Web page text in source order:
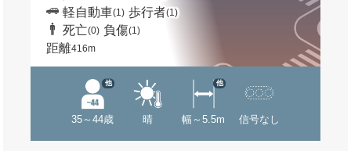
軽自動車(1) 歩行者(1)
死亡(0) 負傷(1)
距離416m
35～44歳
他
晴 幅～5.5m
他
信号なし